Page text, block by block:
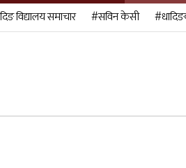
विद्यालय समाचार #सविन केसी